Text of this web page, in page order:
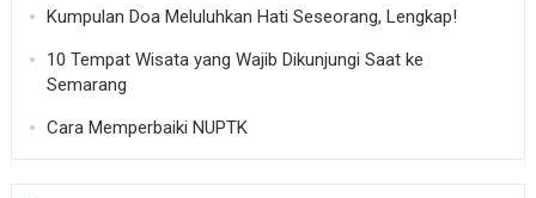
Kumpulan Doa Meluluhkan Hati Seseorang, Lengkap!
10 Tempat Wisata yang Wajib Dikunjungi Saat ke
Semarang
Cara Memperbaiki NUPTK